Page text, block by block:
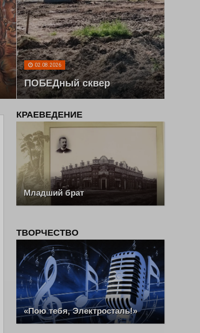
02.08.2026
ПОБЕДный сквер
КРАЕВЕДЕНИЕ
Младший брат
ТВОРЧЕСТВО
«Пою тебя, Электросталь!»